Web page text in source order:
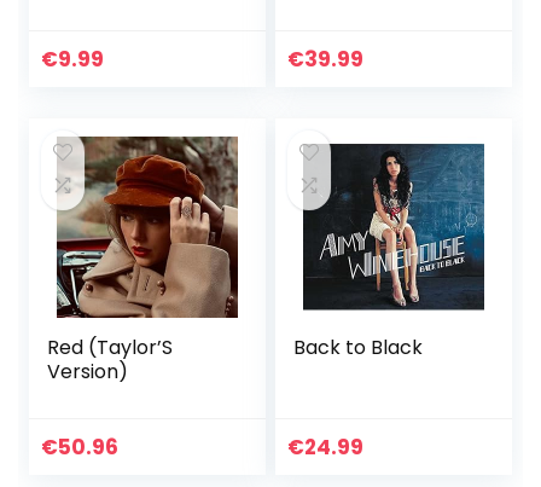
€9.99 €39.99
Red (Taylor’S
Version)
€50.96
Back to Black
€24.99